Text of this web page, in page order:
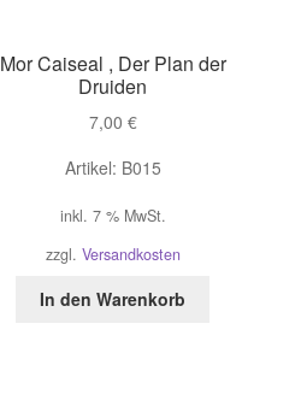
Mor Caiseal , Der Plan der
Druiden
7,00 €
Artikel: B015
inkl. 7 % MwSt.
zzgl. Versandkosten
In den Warenkorb